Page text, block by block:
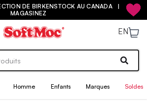
DE BIRKENSTOCK AU CANADA |
MAGASINEZ
EN
Homme Enfants Marques Soldes